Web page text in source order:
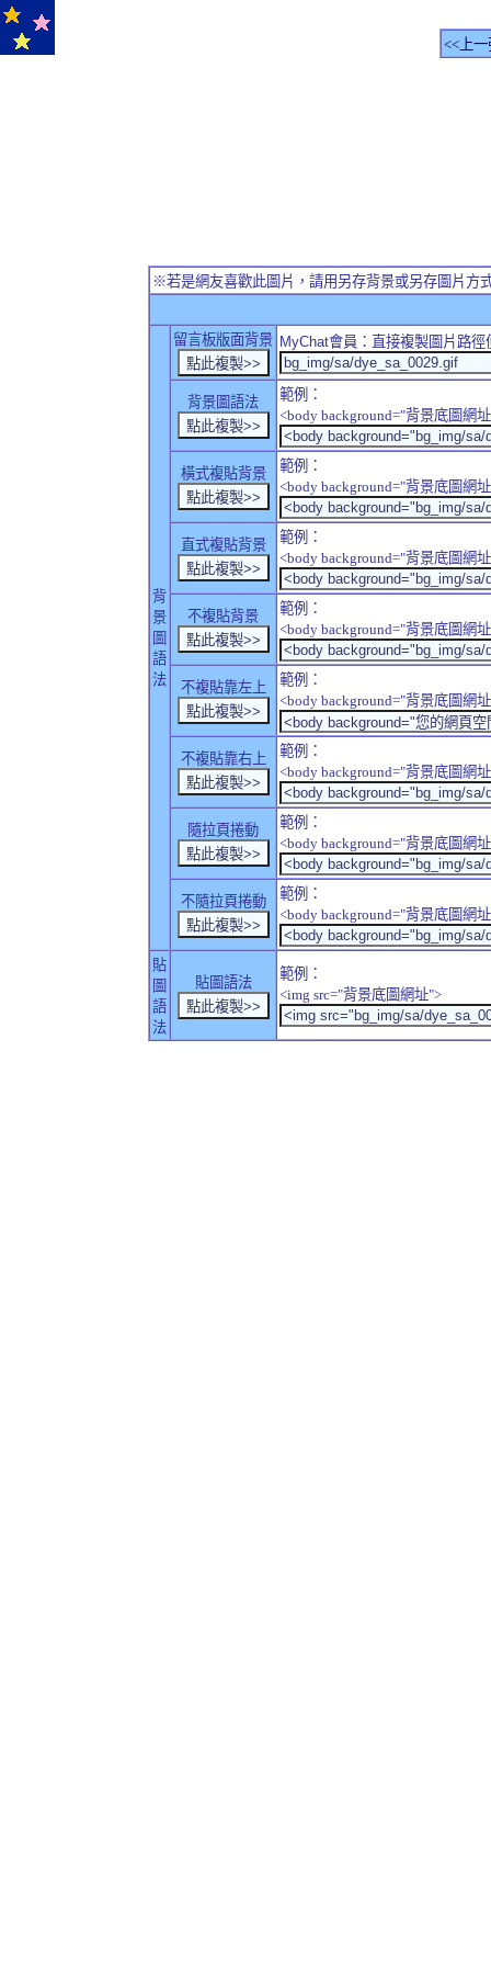
<<上一
※若是網友喜歡此圖片，請用另存背景或另存圖片方
背
景
圖
語
法
留言板版面背景 MyChat會員：直接複製圖片路
背景圖語法
範例：
<body background="背景底圖網
橫式複貼背景
範例：
<body background="背景底圖網
直式複貼背景
範例：
<body background="背景底圖網
不複貼背景
範例：
<body background="背景底圖網
不複貼靠左上
範例：
<body background="背景底圖網
不複貼靠右上
範例：
<body background="背景底圖網
隨拉頁捲動
範例：
<body background="背景底圖網
不隨拉頁捲動
範例：
<body background="背景底圖網
貼
圖
語
法
貼圖語法
範例：
<img src="背景底圖網址">